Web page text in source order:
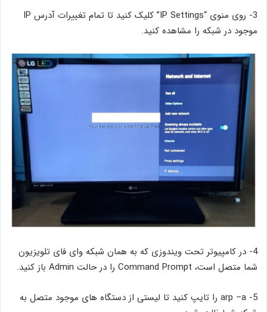
3- روی منوی “IP Settings” کلیک کنید تا تمام تغییرات آدرس IP
موجود در شبکه را مشاهده کنید.
4- در کامپیوتر تحت ویندوزی که به همان شبکه وای ‌فای تلویزیون
شما متصل است، Command Prompt را در حالت Admin باز کنید.
5- arp –a را تایپ کنید تا لیستی از دستگاه‌ های موجود متصل به